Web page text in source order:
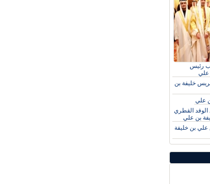
رئيس
علي
خليفة بن
علي
القطري
بن علي
علي بن خليفة